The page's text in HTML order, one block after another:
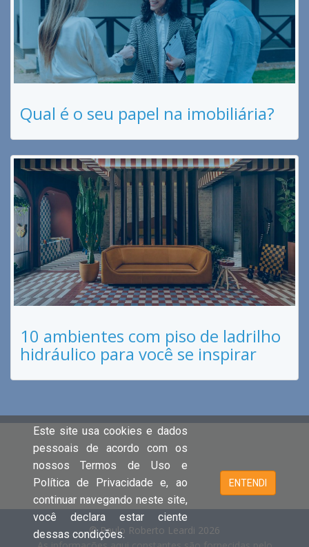
Qual é o seu papel na imobiliária?
10 ambientes com piso de ladrilho
hidráulico para você se inspirar
© Paulo Roberto Leardi 2026
Este site usa cookies e dados
pessoais de acordo com os
nossos Termos de Uso e
Política de Privacidade e, ao
continuar navegando neste site,
você declara estar ciente
dessas condições.
ENTENDI